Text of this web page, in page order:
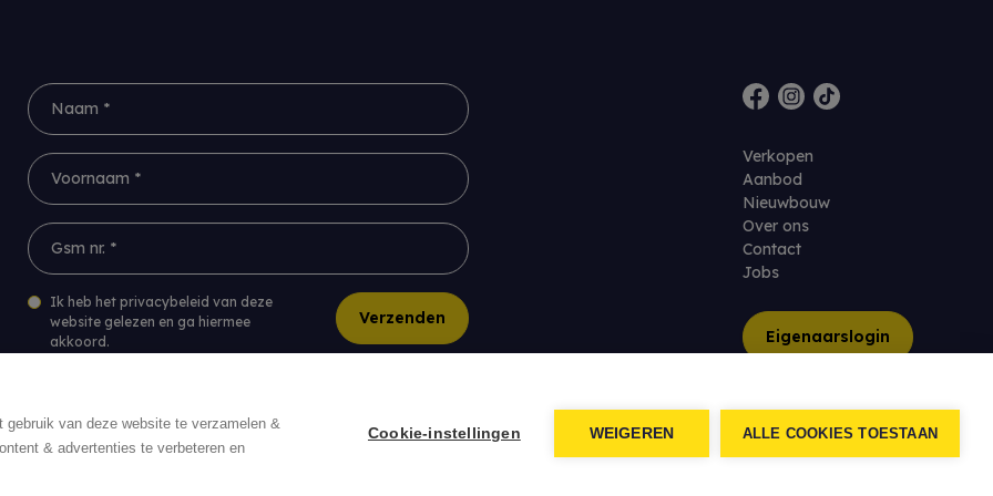
Naam *
Voornaam *
Gsm nr. *
Ik heb het privacybeleid van deze
website gelezen en ga hiermee
akkoord.
Verzenden
Verkopen
Aanbod
Nieuwbouw
Over ons
Contact
Jobs
Eigenaarslogin
van deze website te verzamelen &
& advertenties te verbeteren en
Cookie-instellingen WEIGEREN ALLE COOKIES TOESTAAN